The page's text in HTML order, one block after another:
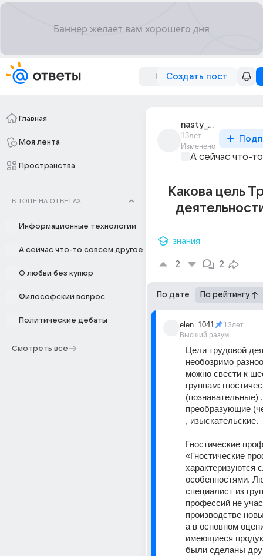
Создать пост
Главная
Моя лента
Пространства
В ТОПЕ НА ОТВЕТАХ
Информационные технологии
А сейчас что-то совсем другое
О любви без купюр
Философский вопрос
Политические дебаты
Смотреть все
nasty_hudoshina
13лет
Изменено
А сейчас что-
Какова цель
знания
2 2
По дате По рейтингу
elen_1041
Высший разум
13лет
Цели трудовой
необозримо
можно свести к
группам:
(познавательные) ,
преобразующие
, изыскательские.
Гностические
«Гностические
характеризуются
особенностями.
специалист из
профессий не
производстве
а в основном
имеющиеся
были сделаны